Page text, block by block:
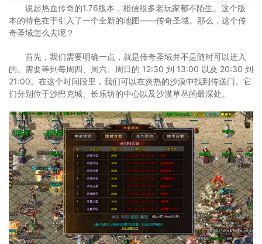
说起热血传奇的1.76版本，相信很多老玩家都不陌生。这个版
本的特色在于引入了一个全新的地图——传奇圣域。那么，这个传
奇圣域怎么去呢？
首先，我们需要明确一点，就是传奇圣域并不是随时可以进入
的。需要等到每周四、周六、周日的 12:30 到 13:00 以及 20:30 到
21:00。在这个时间段里，我们可以在炎热的沙漠中找到传送门。它
们分别位于沙巴克城、长乐坊的中心以及沙漠草丛的最深处。